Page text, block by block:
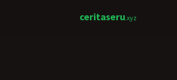
ceritaseru.xyz